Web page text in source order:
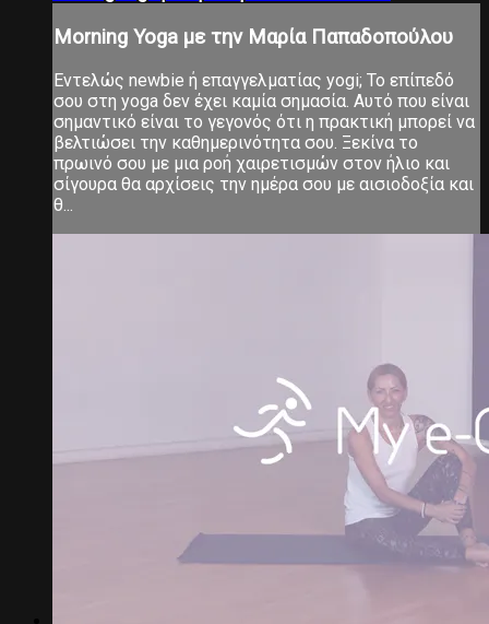
Morning Yoga με την Μαρία Παπαδοπούλου
Εντελώς newbie ή επαγγελματίας yogi; Το επίπεδό
σου στη yoga δεν έχει καμία σημασία. Αυτό που είναι
σημαντικό είναι το γεγονός ότι η πρακτική μπορεί να
βελτιώσει την καθημερινότητα σου. Ξεκίνα το
πρωινό σου με μια ροή χαιρετισμών στον ήλιο και
σίγουρα θα αρχίσεις την ημέρα σου με αισιοδοξία και
θ...